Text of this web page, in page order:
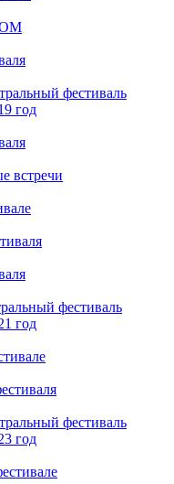
фестиваль
год
встречи
фестиваль
год
фестиваль
год